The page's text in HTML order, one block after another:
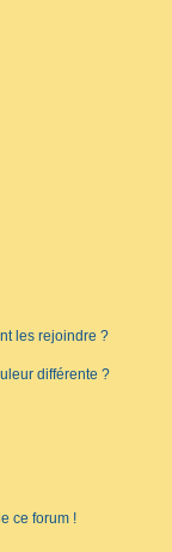
les rejoindre ?
différente ?
ce forum !